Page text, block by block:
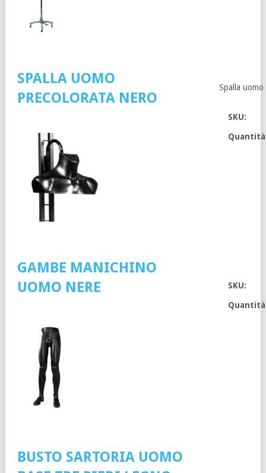
SPALLA UOMO
PRECOLORATA NERO
Spalla
SKU:
GAMBE MANICHINO
UOMO NERE
SKU:
BUSTO SARTORIA UOMO